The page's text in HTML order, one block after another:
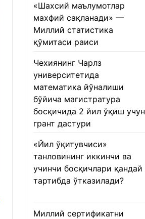
«Шахсий маълумотлар
махфий сақланади» —
Миллий статистика
қўмитаси раиси
Чехиянинг Чарлз
университетида
математика йўналиши
бўйича магистратура
босқичида 2 йил ўқиш учун
грант дастури
«Йил ўқитувчиси»
танловининг иккинчи ва
учинчи босқичлари қандай
тартибда ўтказилади?
Миллий сертификатни